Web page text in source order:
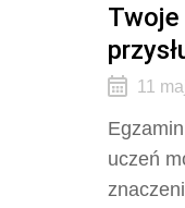
Twoje
11
uczeń